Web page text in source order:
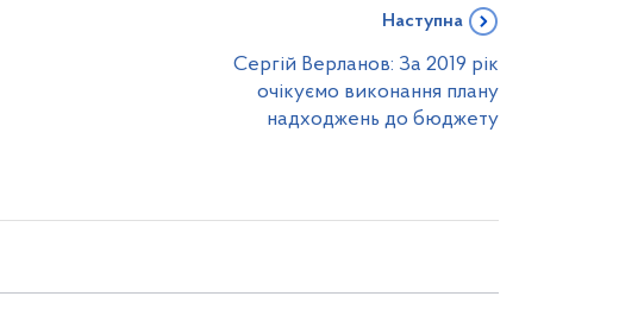
Наступна
Сергій Верланов: За 2019 рік
очікуємо виконання плану
надходжень до бюджету